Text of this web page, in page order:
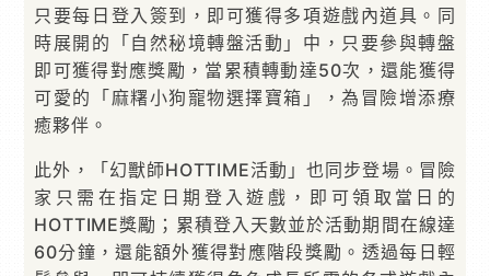
只要每日登入簽到，即可獲得多項遊戲內道具。同
時展開的「自然秘境轉盤活動」中，只要參與轉盤
即可獲得對應獎勵，當累積轉動達50次，還能獲得
可愛的「麻糬小狗寵物選擇寶箱」，為冒險增添療
癒夥伴。
此外，「幻獸師HOTTIME活動」也同步登場。冒險
家只需在指定日期登入遊戲，即可領取當日的
HOTTIME獎勵；累積登入天數並於活動期間在線達
60分鐘，還能額外獲得對應階段獎勵。透過每日輕